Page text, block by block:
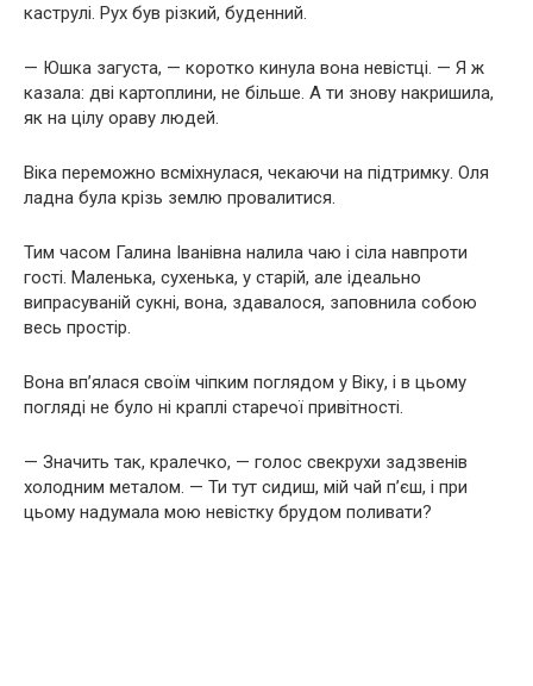
каструлі. Рух був різкий, буденний.
— Юшка загуста, — коротко кинула вона невістці. — Я ж
казала: дві картоплини, не більше. А ти знову накришила,
як на цілу ораву людей.
Віка переможно всміхнулася, чекаючи на підтримку. Оля
ладна була крізь землю провалитися.
Тим часом Галина Іванівна налила чаю і сіла навпроти
гості. Маленька, сухенька, у старій, але ідеально
випрасуваній сукні, вона, здавалося, заповнила собою
весь простір.
Вона вп’ялася своїм чіпким поглядом у Віку, і в цьому
погляді не було ні краплі старечої привітності.
— Значить так, кралечко, — голос свекрухи задзвенів
холодним металом. — Ти тут сидиш, мій чай п’єш, і при
цьому надумала мою невістку брудом поливати?